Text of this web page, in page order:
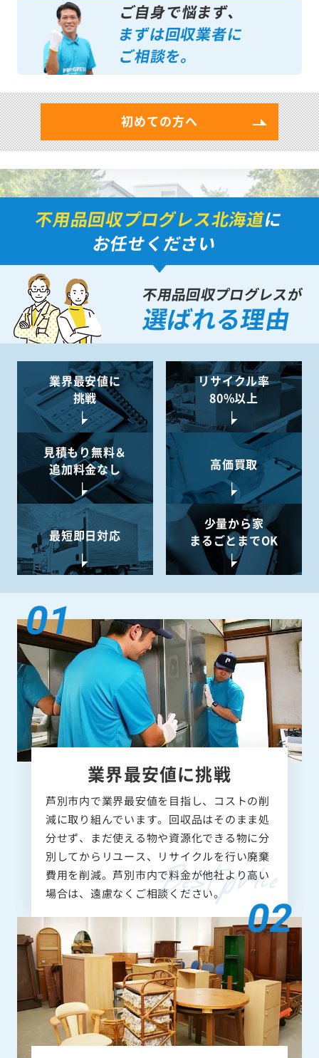
ご自身で悩まず、
まずは回収業者に
ご相談を。
初めての方へ
不用品回収プログレス北海道に
お任せください
不用品回収プログレスが
選ばれる理由
業界最安値に
挑戦
リサイクル率
80%以上
見積もり無料＆
追加料金なし
高価買取
最短即日対応
少量から家
まるごとまでOK
業界最安値に挑戦
芦別市内で業界最安値を目指し、コストの削
減に取り組んでいます。回収品はそのまま処
分せず、まだ使える物や資源化できる物に分
別してからリユース、リサイクルを行い廃棄
費用を削減。芦別市内で料金が他社より高い
場合は、遠慮なくご相談ください。